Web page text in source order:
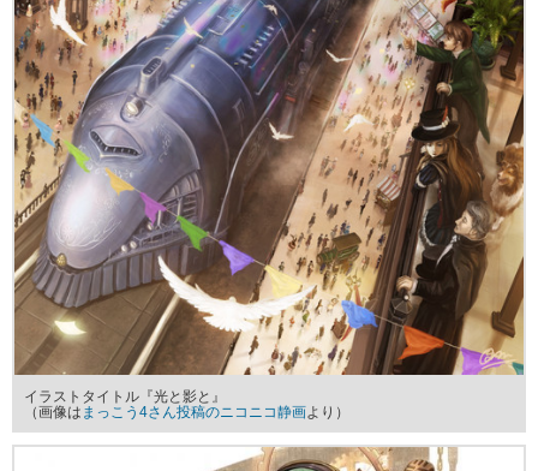
イラストタイトル『光と影と』
（画像は まっこう4さん投稿のニコニコ静画より）